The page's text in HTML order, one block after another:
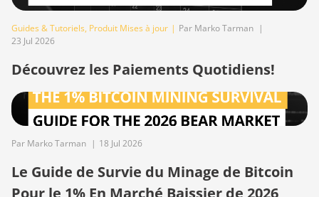
(216Th)
Hyd (319Th)
BITMAIN AntMiner S21e
XP Hyd (430Th)
BITMAIN AntMiner S21e
Guides & Tutoriels, Produit Mises à jour | Par Marko Tarman |
23 Jul 2026
Découvrez les Paiements Quotidiens!
Par Marko Tarman | 18 Jul 2026
Le Guide de Survie du Minage de Bitcoin
Pour le 1% En Marché Baissier de 2026